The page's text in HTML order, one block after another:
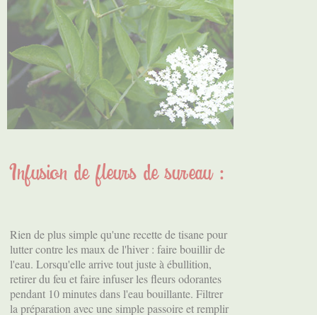
Infusion de fleurs de sureau :
Rien de plus simple qu'une recette de tisane pour
lutter contre les maux de l'hiver : faire bouillir de
l'eau. Lorsqu'elle arrive tout juste à ébullition,
retirer du feu et faire infuser les fleurs odorantes
pendant 10 minutes dans l'eau bouillante. Filtrer
la préparation avec une simple passoire et remplir